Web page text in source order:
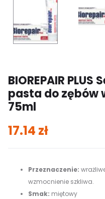
BIOREPAIR
pasta do zębów
75ml
17.14 zł
Przeznaczenie:
wzmocnienie szkliwa.
Smak: miętowy